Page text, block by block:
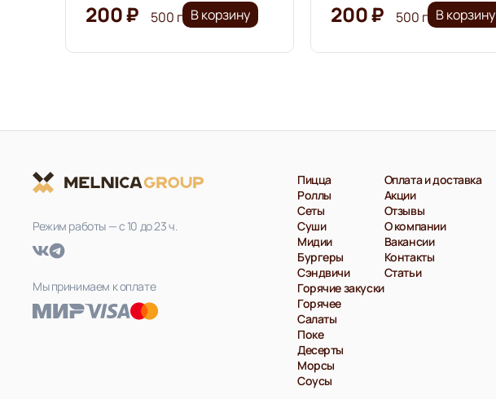
200 ₽ 500 г В корзину 200 ₽ 500 г В корзину
Режим работы — с 10 до 23 ч.
Мы принимаем к оплате
Пицца
Роллы
Сеты
Суши
Мидии
Бургеры
Сэндвичи
Горячие закуски
Горячее
Салаты
Поке
Десерты
Морсы
Соусы
Оплата и доставка
Акции
Отзывы
О компании
Вакансии
Контакты
Статьи